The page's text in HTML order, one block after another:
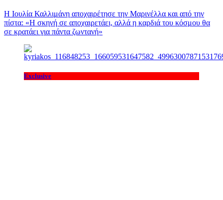
Η Ιουλία Καλλιμάνη αποχαιρέτησε την Μαρινέλλα και από την
πίστα: «H σκηνή σε αποχαιρετάει, αλλά η καρδιά του κόσμου θα
σε κρατάει για πάντα ζωντανή»
Exclusive